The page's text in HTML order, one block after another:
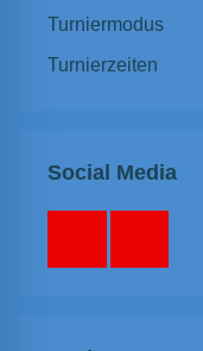
Turniermodus
Turnierzeiten
Social Media